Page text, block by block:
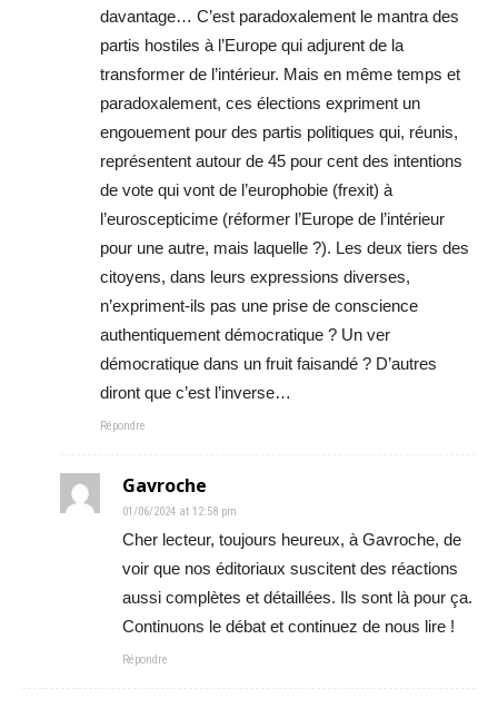
davantage… C’est paradoxalement le mantra des
partis hostiles à l’Europe qui adjurent de la
transformer de l’intérieur. Mais en même temps et
paradoxalement, ces élections expriment un
engouement pour des partis politiques qui, réunis,
représentent autour de 45 pour cent des intentions
de vote qui vont de l’europhobie (frexit) à
l’euroscepticime (réformer l’Europe de l’intérieur
pour une autre, mais laquelle ?). Les deux tiers des
citoyens, dans leurs expressions diverses,
n’expriment-ils pas une prise de conscience
authentiquement démocratique ? Un ver
démocratique dans un fruit faisandé ? D’autres
diront que c’est l’inverse…
Répondre
Gavroche
01/06/2024 at 12:58 pm
Cher lecteur, toujours heureux, à Gavroche, de
voir que nos éditoriaux suscitent des réactions
aussi complètes et détaillées. Ils sont là pour ça.
Continuons le débat et continuez de nous lire !
Répondre